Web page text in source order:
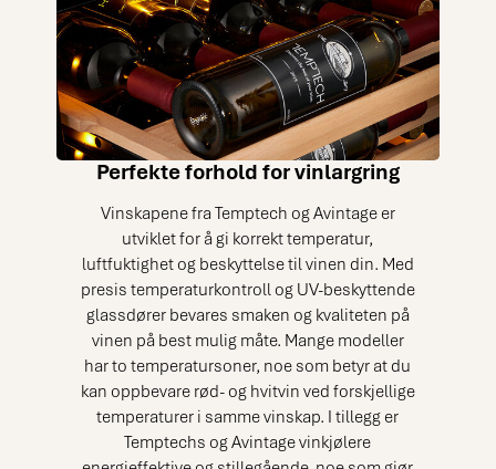
Perfekte forhold for vinlargring
Vinskapene fra Temptech og Avintage er
utviklet for å gi korrekt temperatur,
luftfuktighet og beskyttelse til vinen din. Med
presis temperaturkontroll og UV-beskyttende
glassdører bevares smaken og kvaliteten på
vinen på best mulig måte. Mange modeller
har to temperatursoner, noe som betyr at du
kan oppbevare rød- og hvitvin ved forskjellige
temperaturer i samme vinskap. I tillegg er
Temptechs og Avintage vinkjølere